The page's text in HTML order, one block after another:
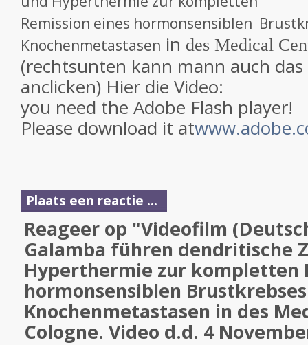
Remission eines hormonsensiblen
Knochenmetastasen in des Medical
(rechtsunten kann mann auch das
anclicken) Hier die Video:
you need the Adobe Flash player!
Please download it at
Plaats een reactie ...
Reageer op "Videofilm
Galamba führen dendritische
Hyperthermie zur kompletten
hormonsensiblen
Knochenmetastasen in des
Cologne. Video d.d. 4